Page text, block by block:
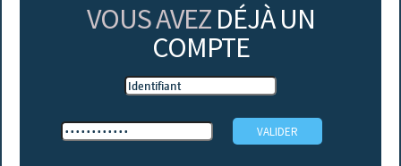
VOUS AVEZ DÉJÀ UN
COMPTE